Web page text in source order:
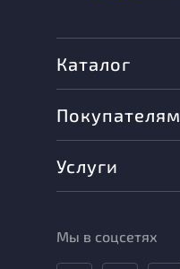
Каталог
Покупателям
Услуги
Мы в соцсетях